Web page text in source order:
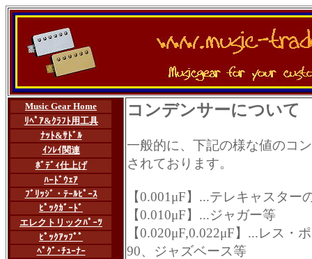
Music Gear Home
ﾘﾍﾟｱ&ｸﾗﾌﾄ用工具
ﾅｯﾄ&ｻﾄﾞﾙ
ｲﾝﾚｲ関連
ﾎﾞﾃﾞｨ仕上げ
ﾊｰﾄﾞｳｪｱ
ﾌﾞﾘｯｼﾞ・ﾃｰﾙﾋﾟｰｽ
ﾋﾟｯｸｶﾞｰﾄﾞ
エレクトリックﾊﾟｰﾂ
ﾋﾟｯｸｱｯﾌﾟ ﾟ
ﾍﾟｸﾞ･ﾁｭｰﾅｰ
コンデンサーについて
一般的に、下記の様な値のコ
されております。
【0.001μF】...テレキャスター
【0.010μF】...ジャガー等
【0.020μF,0.022μF】...レス・
90、ジャズベース等